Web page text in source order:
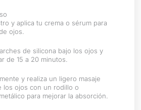
y aplica tu crema o sérum para
ojos.
de silicona bajo los ojos y
de 15 a 20 minutos.
y realiza un ligero masaje
los ojos con un rodillo o
para mejorar la absorción.